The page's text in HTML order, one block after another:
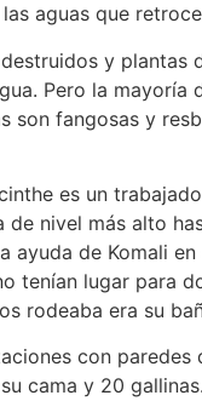
aguas que
y plantas
Pero la mayoría
son fangosas y
es un
nivel más alto
ayuda de Komali
tenían lugar para
rodeaba era su
con
cama y 20